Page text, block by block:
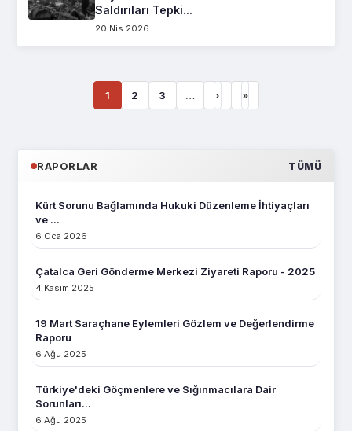
Saldırıları Tepki...
20 Nis 2026
1 2 3 … › »
RAPORLAR TÜMÜ
Kürt Sorunu Bağlamında Hukuki Düzenleme İhtiyaçları
ve ...
6 Oca 2026
Çatalca Geri Gönderme Merkezi Ziyareti Raporu - 2025
4 Kasım 2025
19 Mart Saraçhane Eylemleri Gözlem ve Değerlendirme
Raporu
6 Ağu 2025
Türkiye'deki Göçmenlere ve Sığınmacılara Dair
Sorunları...
6 Ağu 2025